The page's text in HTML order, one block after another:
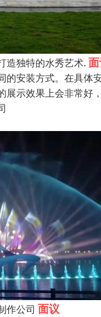
造独特的水秀艺术.
的安装方式。在具体
展示效果上会非常好
作公司 面议